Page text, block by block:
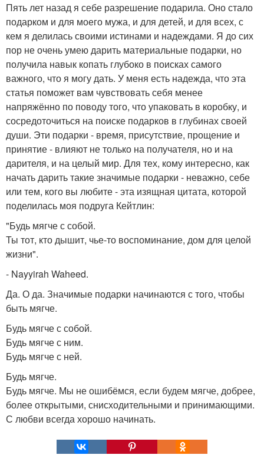
Пять лет назад я себе разрешение подарила. Оно стало
подарком и для моего мужа, и для детей, и для всех, с
кем я делилась своими истинами и надеждами. Я до сих
пор не очень умею дарить материальные подарки, но
получила навык копать глубоко в поисках самого
важного, что я могу дать. У меня есть надежда, что эта
статья поможет вам чувствовать себя менее
напряжённо по поводу того, что упаковать в коробку, и
сосредоточиться на поиске подарков в глубинах своей
души. Эти подарки - время, присутствие, прощение и
принятие - влияют не только на получателя, но и на
дарителя, и на целый мир. Для тех, кому интересно, как
начать дарить такие значимые подарки - неважно, себе
или тем, кого вы любите - эта изящная цитата, которой
поделилась моя подруга Кейтлин:
"Будь мягче с собой.
Ты тот, кто дышит, чье-то воспоминание, дом для целой
жизни".
- Nayyirah Waheed.
Да. О да. Значимые подарки начинаются с того, чтобы
быть мягче.
Будь мягче с собой.
Будь мягче с ним.
Будь мягче с ней.
Будь мягче.
Будь мягче. Мы не ошибёмся, если будем мягче, добрее,
более открытыми, снисходительными и принимающими.
С любви всегда хорошо начинать.